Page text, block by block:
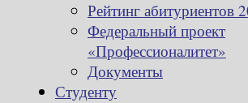
Рейтинг абитуриентов
Федеральный проект
«Профессионалитет»
Документы
Студенту